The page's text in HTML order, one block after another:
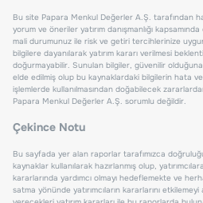
Bu site Papara Menkul Değerler A.Ş. tarafından
yorum ve öneriler yatırım danışmanlığı
mali durumunuz ile risk ve getiri tercihlerinize
bilgilere dayanılarak yatırım kararı verilmesi
doğurmayabilir. Sunulan bilgiler, güvenilir
elde edilmiş olup bu kaynaklardaki bilgilerin hata
işlemlerde kullanılmasından doğabilecek
Papara Menkul Değerler A.Ş. sorumlu değildir.
Çekince Notu
Bu sayfada yer alan raporlar tarafımızca
kaynaklar kullanılarak hazırlanmış olup,
kararlarında yardımcı olmayı hedeflemekte ve
satma yönünde yatırımcıların kararlarını etkilemeyi